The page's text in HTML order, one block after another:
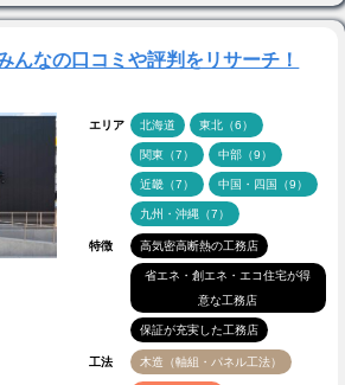
んなの口コミや評判をリサーチ！
エリア 北海道 東北（6）
関東（7） 中部（9）
近畿（7） 中国・四国（9）
九州・沖縄（7）
特徴 高気密高断熱の工務店
省エネ・創エネ・エコ住宅が得
意な工務店
保証が充実した工務店
工法 木造（軸組・パネル工法）